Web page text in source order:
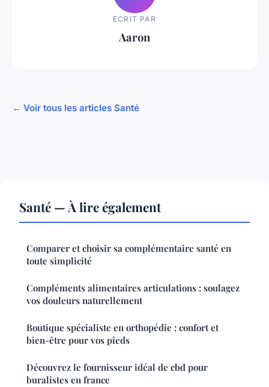
ECRIT PAR
Aaron
← Voir tous les articles Santé
Santé — À lire également
Comparer et choisir sa complémentaire santé en
toute simplicité
Compléments alimentaires articulations : soulagez
vos douleurs naturellement
Boutique spécialiste en orthopédie : confort et
bien-être pour vos pieds
Découvrez le fournisseur idéal de cbd pour
buralistes en france